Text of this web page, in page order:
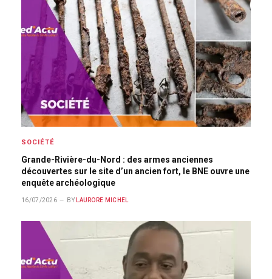
SOCIÉTÉ
Grande-Rivière-du-Nord : des armes anciennes
découvertes sur le site d’un ancien fort, le BNE ouvre une
enquête archéologique
16/07/2026 BY LAURORE MICHEL